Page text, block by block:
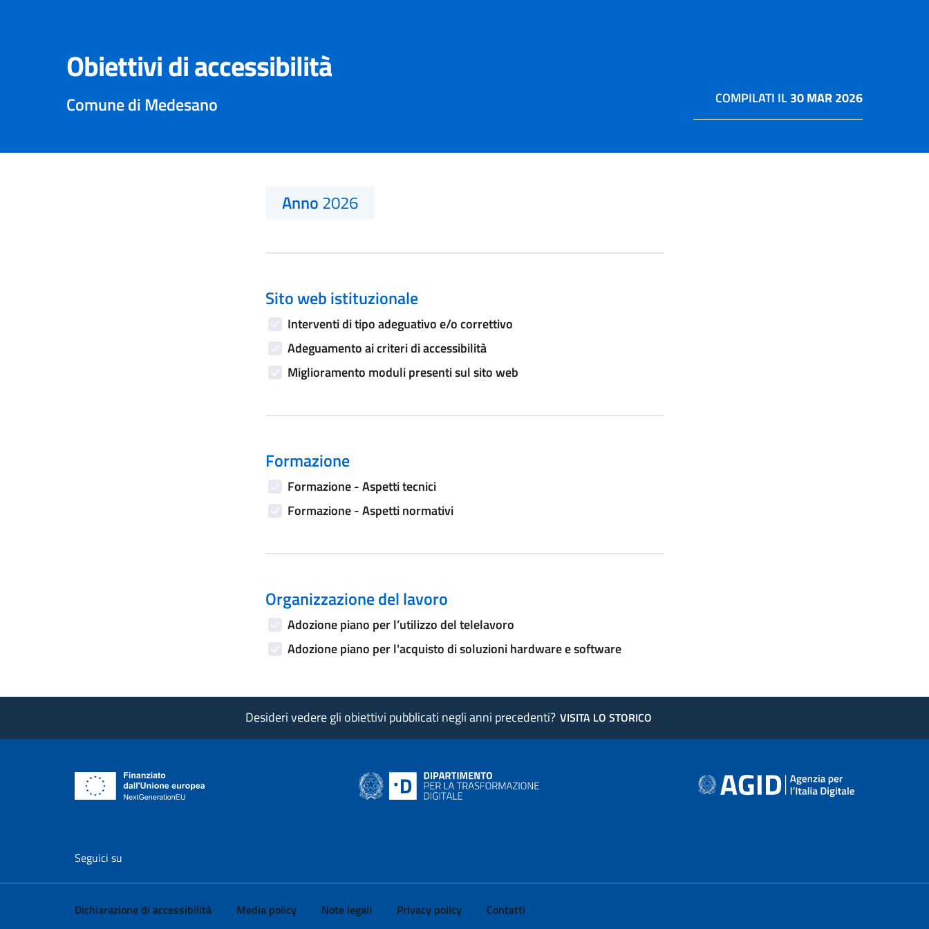
Obiettivi di accessibilità
Comune di Medesano COMPILATI IL30 MAR 2026
Anno2026
Sito web istituzionale
Interventi di tipo adeguativo e/o correttivo
Adeguamento ai criteri di accessibilità
Miglioramento moduli presenti sul sito web
Formazione
Formazione - Aspetti tecnici
Formazione - Aspetti normativi
Organizzazione del lavoro
Adozione piano per l’utilizzo del telelavoro
Adozione piano per l'acquisto di soluzioni hardware e software
Desideri vedere gli obiettivi pubblicati negli anni precedenti? VISITA LO STORICO
Seguici su
Dichiarazione di accessibilità Media policy Note legali Privacy policy Contatti